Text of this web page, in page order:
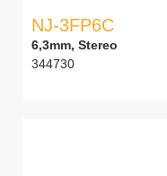
NJ-3FP6C
6,3mm, Stereo
344730